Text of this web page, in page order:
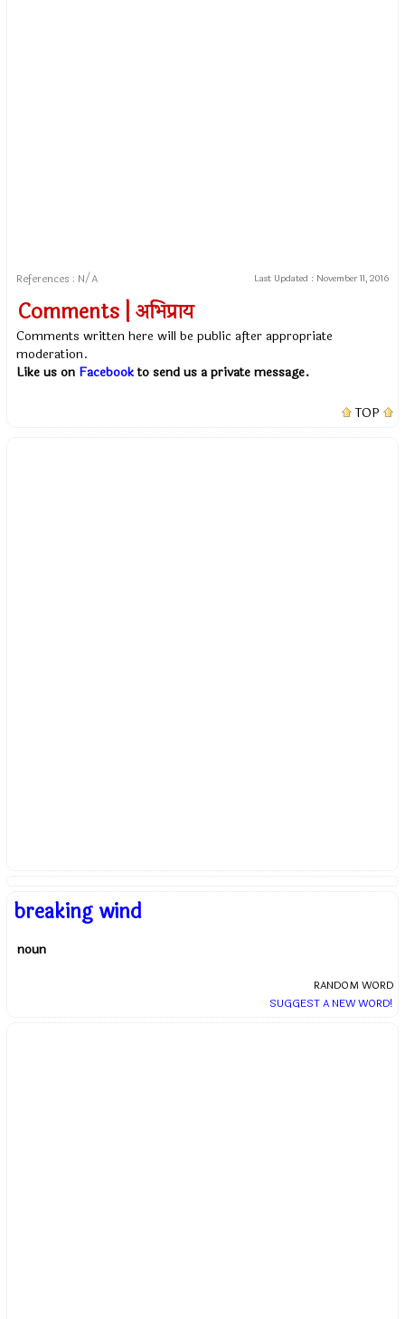
References : N/A Last Updated : November 11, 2016
Comments | अभिप्राय
Comments written here will be public after appropriate
moderation.
Like us on Facebookto send us a private message.
TOP
breaking wind
noun
RANDOM WORD
SUGGEST A NEW WORD!